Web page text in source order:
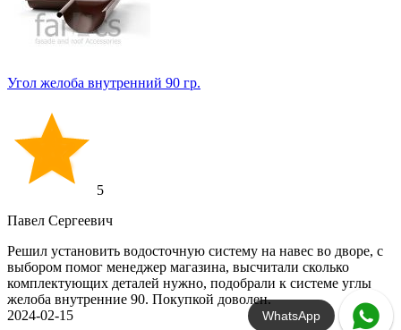
Угол желоба внутренний 90 гр.
5
Павел Сергеевич
Решил установить водосточную систему на навес во дворе, с
выбором помог менеджер магазина, высчитали сколько
комплектующих деталей нужно, подобрали к системе углы
желоба внутренние 90. Покупкой доволен.
2024-02-15
WhatsApp